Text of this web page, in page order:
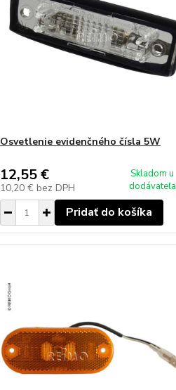
Osvetlenie evidenčného čísla 5W
12,55 €
10,20 € bez DPH
Skladom u
dodávateľa
Pridať do košíka